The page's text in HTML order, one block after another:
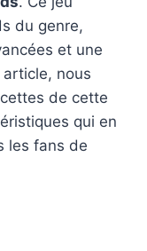
du genre,
et une
nous
de cette
qui en
les fans de